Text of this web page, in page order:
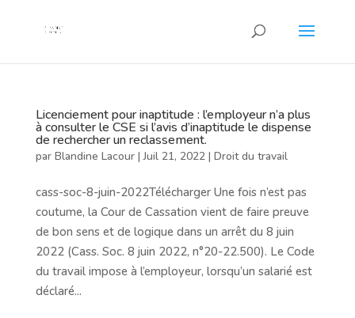
Licenciement pour inaptitude : l’employeur n’a plus
à consulter le CSE si l’avis d’inaptitude le dispense
de rechercher un reclassement.
par Blandine Lacour|Juil 21, 2022| Droit du travail
cass-soc-8-juin-2022Télécharger Une fois n’est pas
coutume, la Cour de Cassation vient de faire preuve
de bon sens et de logique dans un arrêt du 8 juin
2022 (Cass. Soc. 8 juin 2022, n°20-22.500). Le Code
du travail impose à l’employeur, lorsqu’un salarié est
déclaré...